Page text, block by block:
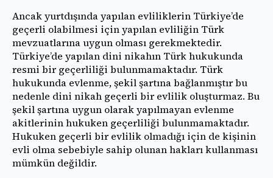
Ancak yurtdışında yapılan evliliklerin Türkiye’de
geçerli olabilmesi için yapılan evliliğin Türk
mevzuatlarına uygun olması gerekmektedir.
Türkiye’de yapılan dini nikahın Türk hukukunda
resmi bir geçerliliği bulunmamaktadır. Türk
hukukunda evlenme, şekil şartına bağlanmıştır bu
nedenle dini nikah geçerli bir evlilik oluşturmaz. Bu
şekil şartına uygun olarak yapılmayan evlenme
akitlerinin hukuken geçerliliği bulunmamaktadır.
Hukuken geçerli bir evlilik olmadığı için de kişinin
evli olma sebebiyle sahip olunan hakları kullanması
mümkün değildir.